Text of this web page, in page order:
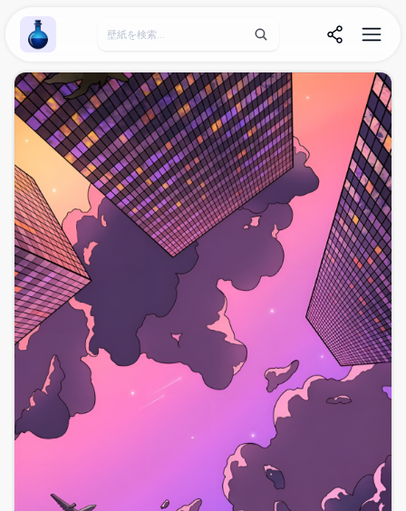
Wallpaper Alchemy